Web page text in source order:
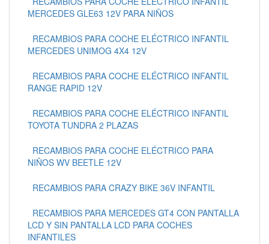
MERCEDES GLE63 12V PARA NIÑOS
RECAMBIOS PARA COCHE ELÉCTRICO INFANTIL
MERCEDES UNIMOG 4X4 12V
RECAMBIOS PARA COCHE ELÉCTRICO INFANTIL
RANGE RAPID 12V
RECAMBIOS PARA COCHE ELÉCTRICO INFANTIL
TOYOTA TUNDRA 2 PLAZAS
RECAMBIOS PARA COCHE ELÉCTRICO PARA
NIÑOS WV BEETLE 12V
RECAMBIOS PARA CRAZY BIKE 36V INFANTIL
RECAMBIOS PARA MERCEDES GT4 CON PANTALLA
LCD Y SIN PANTALLA LCD PARA COCHES
INFANTILES